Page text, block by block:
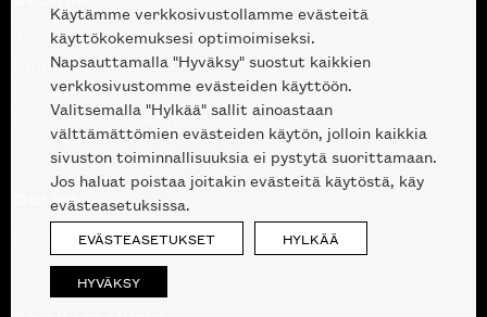
Tuotteet
Suunnittelupalvelu
Projektimyynti
Liike Helsingin keskustassa
Outlet
Poistuvat mallikappaleet
Käytämme verkkosivustollamme evästeitä
käyttökokemuksesi optimoimiseksi.
Napsauttamalla "Hyväksy" suostut kaikkien
verkkosivustomme evästeiden käyttöön.
Valitsemalla "Hylkää" sallit ainoastaan
välttämättömien evästeiden käytön, jolloin kaikkia
sivuston toiminnallisuuksia ei pystytä suorittamaan.
Jos haluat poistaa joitakin evästeitä käytöstä, käy
evästeasetuksissa.
EVÄSTEASETUKSET HYLKÄÄ
HYVÄKSY